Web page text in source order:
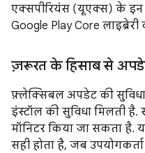
एक्सपीरियंस (यूएक्स) के
Google Play Core
ज़रूरत के हिसाब से
फ़्लेक्सिबल अपडेट की
इंस्टॉल की सुविधा मिलती
मॉनिटर किया जा सकता है.
सही होता है, जब